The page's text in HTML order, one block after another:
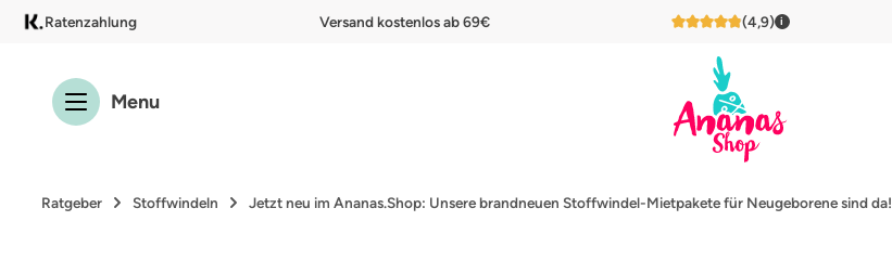
Hauptinhalt springen
Zur Suche springen
Zur Hauptnavigation springen
Ratenzahlung Versand kostenlos ab 69€ 4,9 von 5 Sternen
(4,9) i
Menu
Ratgeber Stoffwindeln Jetzt neu im Ananas.Shop: Unsere brandneuen Stoffwindel-Mietpakete für Neugeborene sind da!